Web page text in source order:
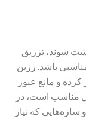
شوند، تزریق
باشد. رزین
کرده و مانع عبور
مناسب است، در
که نیاز